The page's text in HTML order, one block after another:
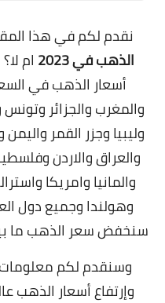
نقدم لكم في هذا
الذهب في 2023
ام
أسعار الذهب في
والمغرب والجزائر وتونس
وليبيا وجزر القمر
والعراق والاردن
والمانيا وامريكا
وهولندا
سنخفض سعر الذهب ما بين 2022 و 2023 و 2024
وسنقدم لكم
وإرتفاع أسعار الذهب